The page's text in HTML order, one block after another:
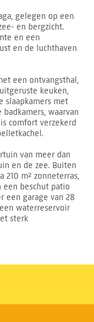
gelegen op een
en bergzicht.
en een
en de luchthaven
een ontvangsthal,
keuken,
slaapkamers met
waarvan
comfort verzekerd
van meer dan
en de zee. Buiten
210 m² zonneterras,
beschut patio
een garage van 28
waterreservoir
sterk